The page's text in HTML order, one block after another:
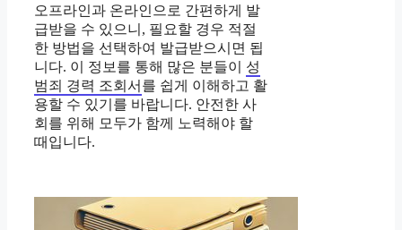
오프라인과 온라인으로 간편하게 발
급받을 수 있으니, 필요할 경우 적절
한 방법을 선택하여 발급받으시면 됩
니다. 이 정보를 통해 많은 분들이 성
범죄 경력 조회서 를 쉽게 이해하고 활
용할 수 있기를 바랍니다. 안전한 사
회를 위해 모두가 함께 노력해야 할
때입니다.